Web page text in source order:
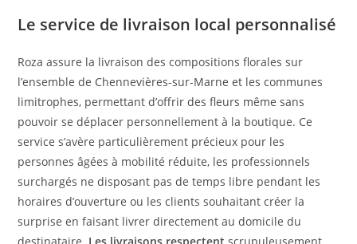
Le service de livraison local personnalisé
Roza assure la livraison des compositions florales sur
l’ensemble de Chennevières-sur-Marne et les communes
limitrophes, permettant d’offrir des fleurs même sans
pouvoir se déplacer personnellement à la boutique. Ce
service s’avère particulièrement précieux pour les
personnes âgées à mobilité réduite, les professionnels
surchargés ne disposant pas de temps libre pendant les
horaires d’ouverture ou les clients souhaitant créer la
surprise en faisant livrer directement au domicile du